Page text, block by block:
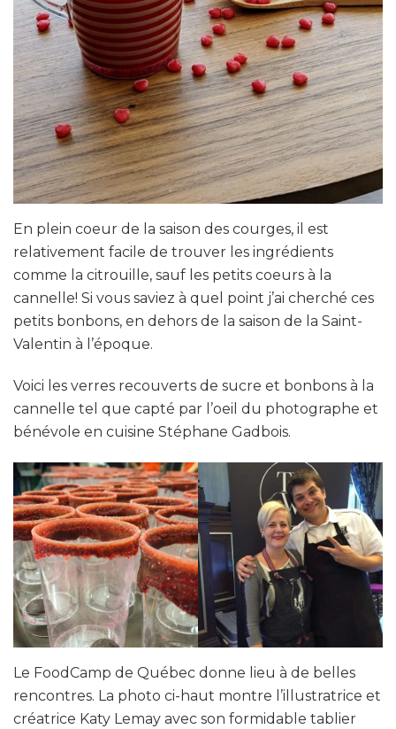
En plein coeur de la saison des courges, il est
relativement facile de trouver les ingrédients
comme la citrouille, sauf les petits coeurs à la
cannelle! Si vous saviez à quel point j’ai cherché ces
petits bonbons, en dehors de la saison de la Saint-
Valentin à l’époque.
Voici les verres recouverts de sucre et bonbons à la
cannelle tel que capté par l’oeil du photographe et
bénévole en cuisine Stéphane Gadbois.
Le FoodCamp de Québec donne lieu à de belles
rencontres. La photo ci-haut montre l’illustratrice et
créatrice Katy Lemay avec son formidable tablier